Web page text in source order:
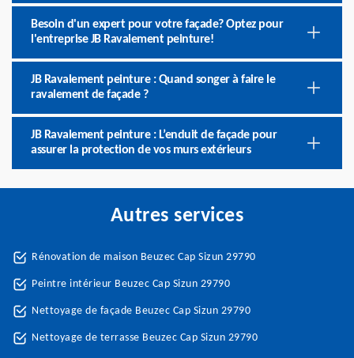
Besoin d'un expert pour votre façade? Optez pour
l'entreprise JB Ravalement peinture!
JB Ravalement peinture : Quand songer à faire le
ravalement de façade ?
JB Ravalement peinture : L’enduit de façade pour
assurer la protection de vos murs extérieurs
Autres services
Rénovation de maison Beuzec Cap Sizun 29790
Peintre intérieur Beuzec Cap Sizun 29790
Nettoyage de façade Beuzec Cap Sizun 29790
Nettoyage de terrasse Beuzec Cap Sizun 29790